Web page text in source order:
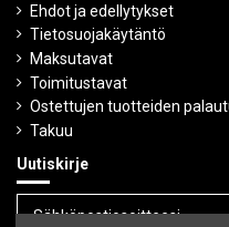
Ehdot ja edellytykset
Tietosuojakäytäntö
Maksutavat
Toimitustavat
Ostettujen tuotteiden
Takuu
Uutiskirje